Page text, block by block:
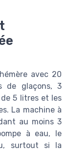
avec 20
de glaçons, 3
5 litres et les
La machine à
au moins 3
à eau, le
surtout si la